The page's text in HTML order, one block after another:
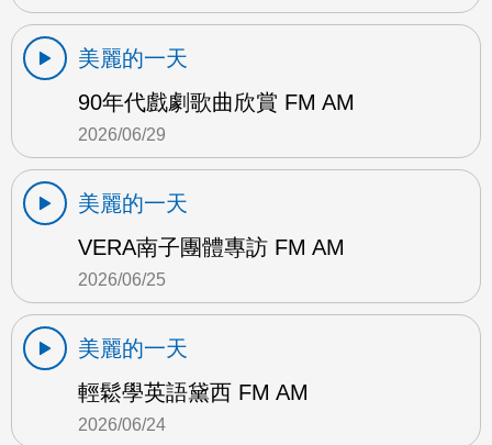
美麗的一天
90年代戲劇歌曲欣賞 FM AM
2026/06/29
美麗的一天
VERA南子團體專訪 FM AM
2026/06/25
美麗的一天
輕鬆學英語黛西 FM AM
2026/06/24